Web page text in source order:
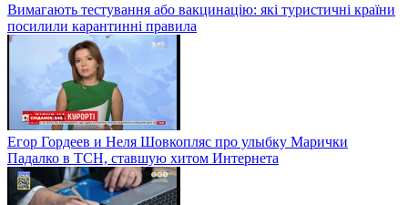
Вимагають тестування або вакцинацію: які туристичні країни
посилили карантинні правила
Егор Гордеев и Неля Шовкопляс про улыбку Марички
Падалко в ТСН, ставшую хитом Интернета